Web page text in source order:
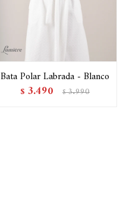
Bata Polar Labrada - Blanco
$ 3.490 $3.990